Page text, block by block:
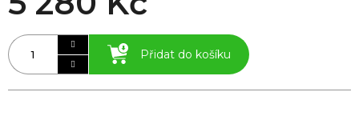
Přidat do košíku